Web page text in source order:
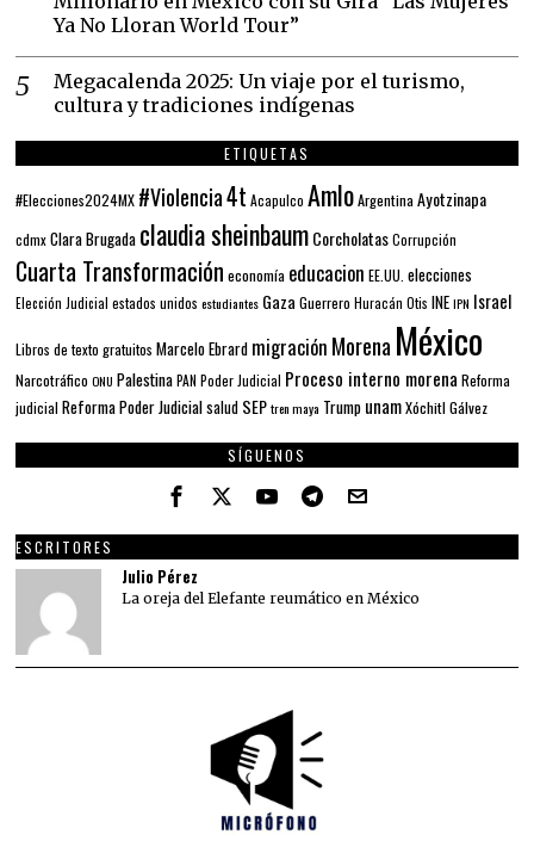
Ya No Lloran World Tour”
Megacalenda 2025: Un viaje por el turismo,
cultura y tradiciones indígenas
ETIQUETAS
#Elecciones2024MX #Violencia4t Acapulco AmloArgentina Ayotzinapa
cdmx Clara Brugada claudia sheinbaumCorcholatas Corrupción
Cuarta Transformación economía educacion EE.UU. elecciones
Elección Judicial estados unidos estudiantes Gaza Guerrero Huracán Otis INE IPN Israel
Libros de texto gratuitos Marcelo Ebrard migración Morena México
Narcotráfico ONU Palestina PAN Poder Judicial Proceso interno morena Reforma
judicial Reforma Poder Judicialsalud SEP tren maya Trump unamXóchitl Gálvez
SÍGUENOS
ESCRITORES
Julio Pérez
La oreja del Elefante reumático en México